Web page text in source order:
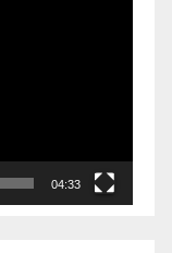
04:33